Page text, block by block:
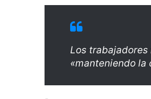
Los trabajadores
«manteniendo